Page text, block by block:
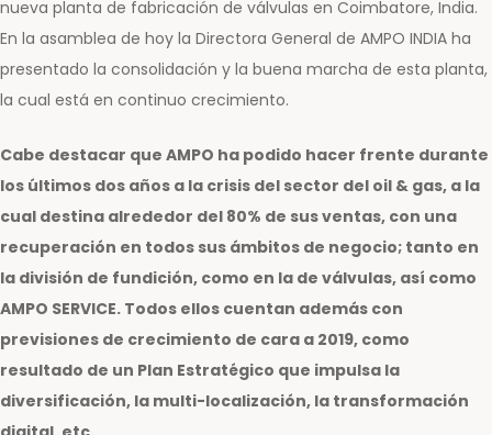
nueva planta de fabricación de válvulas en Coimbatore, India.
En la asamblea de hoy la Directora General de AMPO INDIA ha
presentado la consolidación y la buena marcha de esta planta,
la cual está en continuo crecimiento.
Cabe destacar que AMPO ha podido hacer frente durante
los últimos dos años a la crisis del sector del oil & gas, a la
cual destina alrededor del 80% de sus ventas, con una
recuperación en todos sus ámbitos de negocio; tanto en
la división de fundición, como en la de válvulas, así como
AMPO SERVICE. Todos ellos cuentan además con
previsiones de crecimiento de cara a 2019, como
resultado de un Plan Estratégico que impulsa la
diversificación, la multi-localización, la transformación